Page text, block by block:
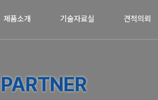
제품소개 기술자료실 견적의뢰
PARTNER